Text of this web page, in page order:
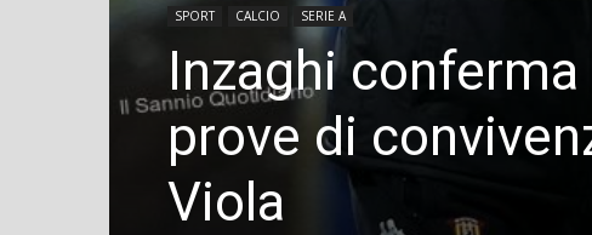
SPORT CALCIO SERIE A
Inzaghi
prove di
Viola